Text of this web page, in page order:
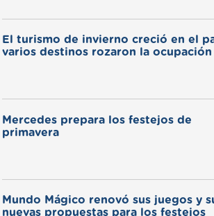
El turismo de invierno creció en el
varios destinos rozaron la ocupación
Mercedes prepara los festejos de
primavera
Mundo Mágico renovó sus juegos y
nuevas propuestas para los festejos